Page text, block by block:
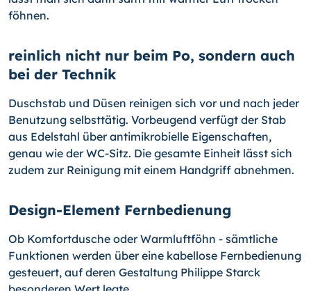
föhnen.
reinlich nicht nur beim Po, sondern auch
bei der Technik
Duschstab und Düsen reinigen sich vor und nach jeder
Benutzung selbsttätig. Vorbeugend verfügt der Stab
aus Edelstahl über antimikrobielle Eigenschaften,
genau wie der WC-Sitz. Die gesamte Einheit lässt sich
zudem zur Reinigung mit einem Handgriff abnehmen.
Design-Element Fernbedienung
Ob Komfortdusche oder Warmluftföhn - sämtliche
Funktionen werden über eine kabellose Fernbedienung
gesteuert, auf deren Gestaltung Philippe Starck